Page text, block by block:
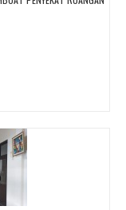
KELAS SEKOLAH